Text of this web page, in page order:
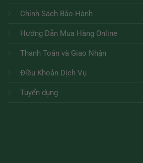
Chính Sách Bảo Hành
Hướng Dẫn Mua Hàng Online
Thanh Toán và Giao Nhận
Điều Khoản Dịch Vụ
Tuyển dụng